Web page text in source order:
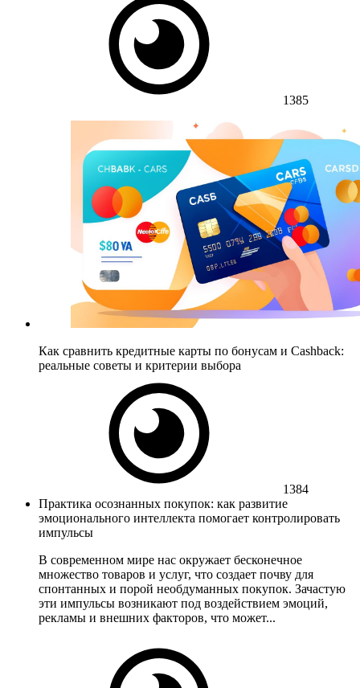
1385
Как сравнить кредитные карты по бонусам и Cashback:
реальные советы и критерии выбора
1384
Практика осознанных покупок: как развитие
эмоционального интеллекта помогает контролировать
импульсы
В современном мире нас окружает бесконечное
множество товаров и услуг, что создает почву для
спонтанных и порой необдуманных покупок. Зачастую
эти импульсы возникают под воздействием эмоций,
рекламы и внешних факторов, что может...